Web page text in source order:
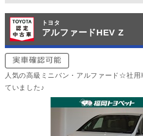
トヨタ
アルファードHEV Z
人気の高級ミニバン・アルファード☆社用
ていました♪